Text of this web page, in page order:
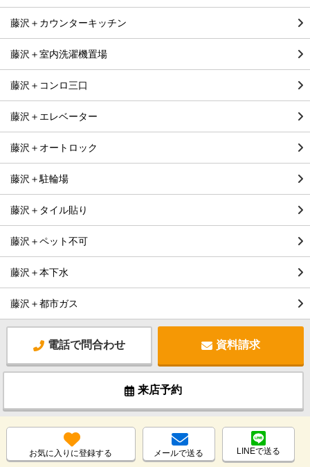
藤沢＋カウンターキッチン
藤沢＋室内洗濯機置場
藤沢＋コンロ三口
藤沢＋エレベーター
藤沢＋オートロック
藤沢＋駐輪場
藤沢＋タイル貼り
藤沢＋ペット不可
藤沢＋本下水
藤沢＋都市ガス
電話で問合わせ 資料請求
来店予約
お気に入りに登録する メールで送る LINEで送る